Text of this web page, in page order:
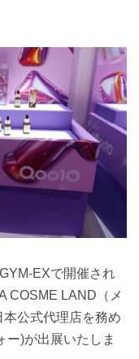
EXで開催され
COSME LAND（メ
公式代理店を務め
ー)が出展いたしま